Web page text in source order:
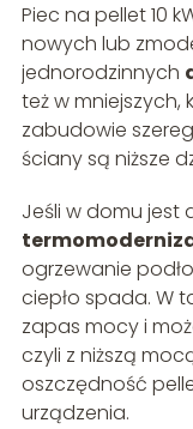
Piec na pellet 10
nowych lub
jednorodzinnych
też w
zabudowie
ściany są niższe
Jeśli w domu jest
ogrzewanie
ciepło spada. W
zapas mocy i
czyli z niższą
oszczędność
urządzenia.